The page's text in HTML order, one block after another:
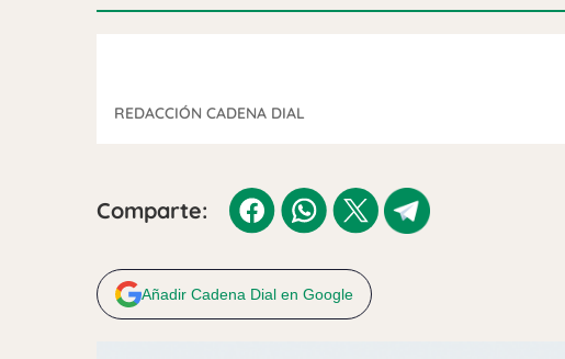
REDACCIÓN CADENA DIAL
Comparte:
Añadir Cadena Dial en Google